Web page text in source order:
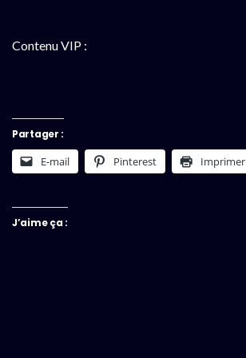
Contenu VIP :
Partager :
E-mail Pinterest Imprimer
J’aime ça :